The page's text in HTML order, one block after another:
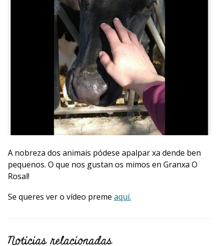
A nobreza dos animais pódese apalpar xa dende ben
pequenos. O que nos gustan os mimos en Granxa O
Rosal!
Se queres ver o vídeo preme aquí.
Noticias relacionadas